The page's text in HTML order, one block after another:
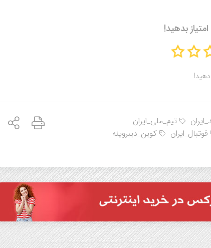
بدهید!
دهید!
تیم_ملی_ایران
فوتبال_ایران
کوین_دیبروینه